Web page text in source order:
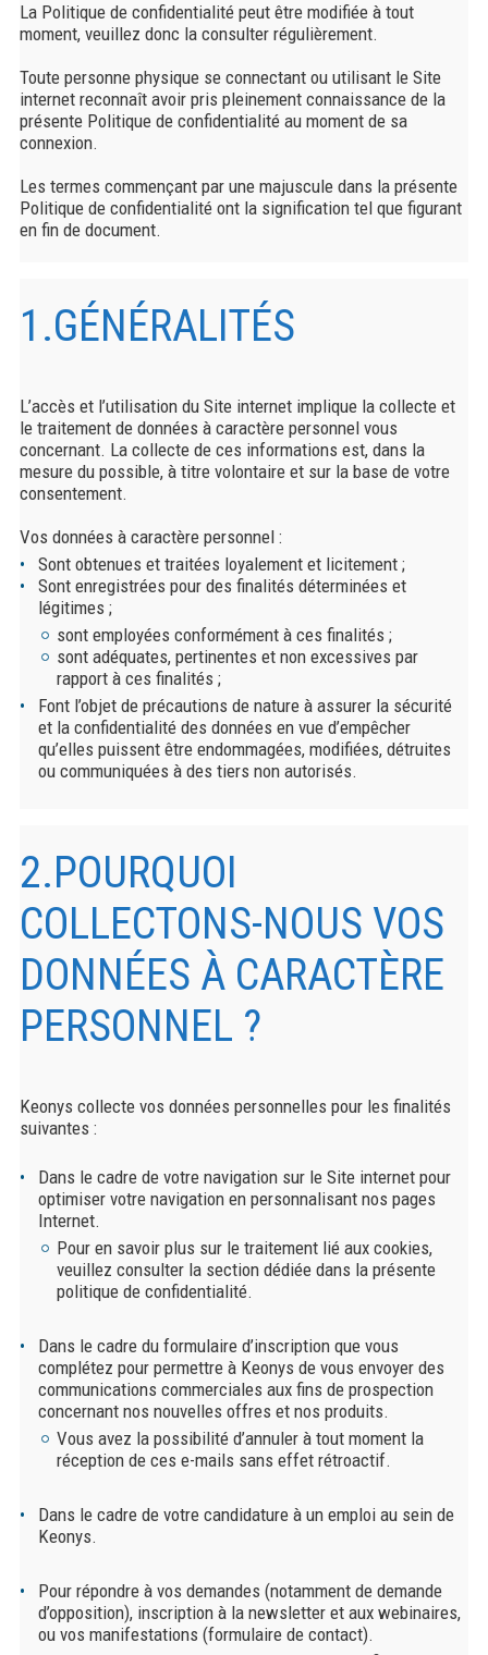
La Politique de confidentialité peut être modifiée à tout
moment, veuillez donc la consulter régulièrement.
Toute personne physique se connectant ou utilisant le Site
internet reconnaît avoir pris pleinement connaissance de la
présente Politique de confidentialité au moment de sa
connexion.
Les termes commençant par une majuscule dans la présente
Politique de confidentialité ont la signification tel que figurant
en fin de document.
1.GÉNÉRALITÉS
L’accès et l’utilisation du Site internet implique la collecte et
le traitement de données à caractère personnel vous
concernant. La collecte de ces informations est, dans la
mesure du possible, à titre volontaire et sur la base de votre
consentement.
Vos données à caractère personnel :
Sont obtenues et traitées loyalement et licitement ;
Sont enregistrées pour des finalités déterminées et
légitimes ;
sont employées conformément à ces finalités ;
sont adéquates, pertinentes et non excessives par
rapport à ces finalités ;
Font l’objet de précautions de nature à assurer la sécurité
et la confidentialité des données en vue d’empêcher
qu’elles puissent être endommagées, modifiées, détruites
ou communiquées à des tiers non autorisés.
2.POURQUOI
COLLECTONS-NOUS VOS
DONNÉES À CARACTÈRE
PERSONNEL ?
Keonys collecte vos données personnelles pour les finalités
suivantes :
Dans le cadre de votre navigation sur le Site internet pour
optimiser votre navigation en personnalisant nos pages
Internet.
Pour en savoir plus sur le traitement lié aux cookies,
veuillez consulter la section dédiée dans la présente
politique de confidentialité.
Dans le cadre du formulaire d’inscription que vous
complétez pour permettre à Keonys de vous envoyer des
communications commerciales aux fins de prospection
concernant nos nouvelles offres et nos produits.
Vous avez la possibilité d’annuler à tout moment la
réception de ces e-mails sans effet rétroactif.
Dans le cadre de votre candidature à un emploi au sein de
Keonys.
Pour répondre à vos demandes (notamment de demande
d’opposition), inscription à la newsletter et aux webinaires,
ou vos manifestations (formulaire de contact).